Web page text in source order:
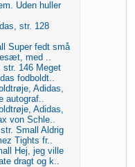
Uden huller
str. 128
Super fedt små
med ..
str. 146 Meget
fodboldt..
Adidas,
autograf..
Adidas,
von Schle..
Small Aldrig
Tights fr..
Hej, jeg ville
dragt og k..